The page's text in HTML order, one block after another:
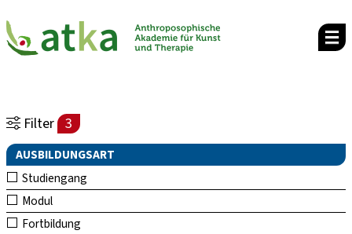
Filter 3
AUSBILDUNGSART
Studiengang
Modul
Fortbildung